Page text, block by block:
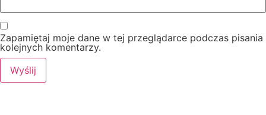
Zapamiętaj moje dane w tej przeglądarce podczas pisania
kolejnych komentarzy.